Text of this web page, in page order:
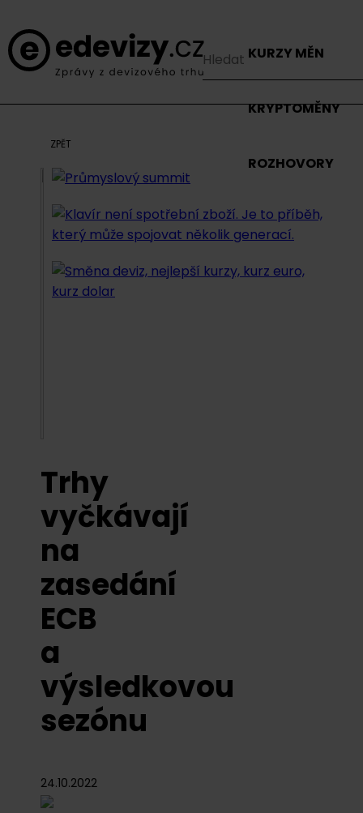
KURZY MĚN
KRYPTOMĚNY
ROZHOVORY
ZPĚT
Trhy
vyčkávají
na
zasedání
ECB
a
výsledkovou
sezónu
24.10.2022